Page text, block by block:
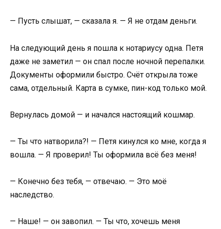
— Пусть слышат, — сказала я. — Я не отдам деньги.
На следующий день я пошла к нотариусу одна. Петя
даже не заметил — он спал после ночной перепалки.
Документы оформили быстро. Счёт открыла тоже
сама, отдельный. Карта в сумке, пин-код только мой.
Вернулась домой — и начался настоящий кошмар.
— Ты что натворила?! — Петя кинулся ко мне, когда я
вошла. — Я проверил! Ты оформила всё без меня!
— Конечно без тебя, — отвечаю. — Это моё
наследство.
— Наше! — он завопил. — Ты что, хочешь меня